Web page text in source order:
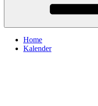
Home
Kalender